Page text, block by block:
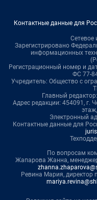
Контактные данные для
Сетевое
Зарегистрировано
информационных
Регистрационный номер и
ФС 77-
Учредитель: Общество с
Главный
Адрес редакции: 454091, г.
Электронный
Контактные данные для
По вопросам
Жапарова Жанна,
Ревина Мария, директор